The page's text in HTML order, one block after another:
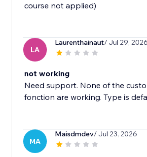
course not applied)
LA
Laurenthainaut/ Jul 29, 2026
not working
Need support. None of the
fonction are working. Type is
MA
Maisdmdev/ Jul 23, 2026